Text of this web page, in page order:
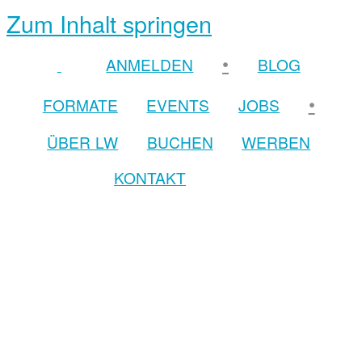
Zum Inhalt springen
ANMELDEN •
BLOG
FORMATE
EVENTS JOBS •
ÜBER LW BUCHEN
WERBEN
KONTAKT